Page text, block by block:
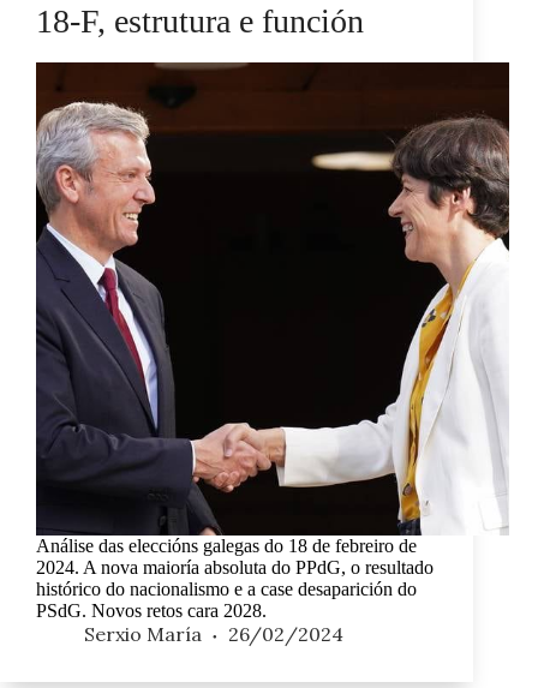
18-F, estrutura e función
Análise das eleccións galegas do 18 de febreiro de
2024. A nova maioría absoluta do PPdG, o resultado
histórico do nacionalismo e a case desaparición do
PSdG. Novos retos cara 2028.
Serxio María 26/02/2024